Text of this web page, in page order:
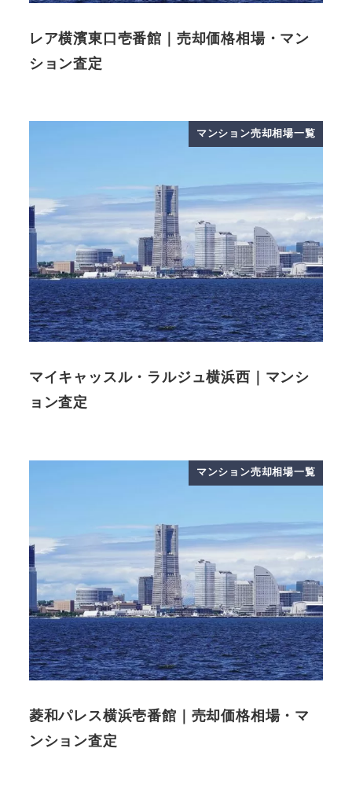
レア横濱東口壱番館｜売却価格相場・マン
ション査定
マンション売却相場一覧
マイキャッスル・ラルジュ横浜西｜マンシ
ョン査定
マンション売却相場一覧
菱和パレス横浜壱番館｜売却価格相場・マ
ンション査定